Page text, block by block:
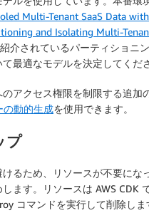
Multi-Tenant SaaS Data
and Isolating Multi-
介されているパーティショニ
最適なモデルを決定してくだ
アクセス権限を制限する追加
の動的生成を使用できます。
プ
るため、リソースが不要にな
ます。リソースは AWS CDK
コマンドを実行して削除し